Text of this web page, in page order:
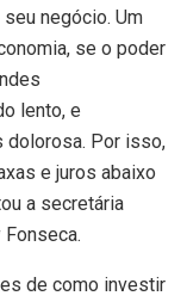
negócio. Um
se o poder
lento, e
dolorosa. Por isso,
e juros abaixo
a secretária
de como investir